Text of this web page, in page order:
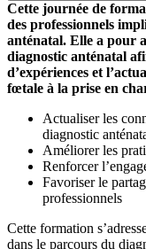
Cette journée de
des professionnels
anténatal. Elle a pour
diagnostic anténatal
d’expériences et
fœtale à la prise en
Actualiser les
diagnostic
Améliorer les
Renforcer
Favoriser le
professionnels
Cette formation
dans le parcours du